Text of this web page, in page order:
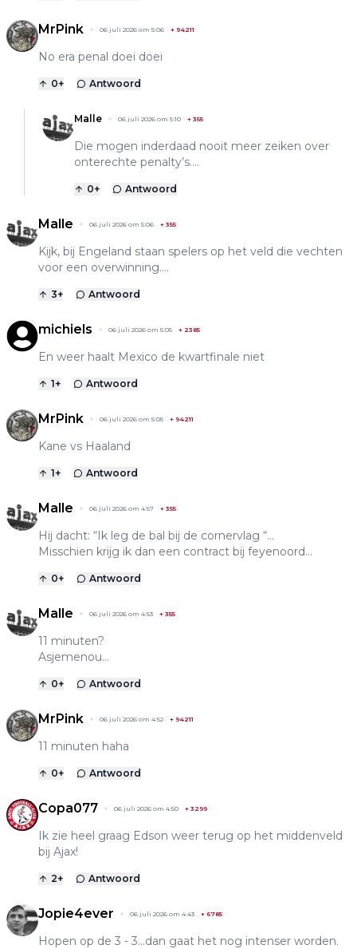
MrPink 06 juli 2026 om 5:06 + 94211
No era penal doei doei
0+ Antwoord
Malle 06 juli 2026 om 5:10 + 355
Die mogen inderdaad nooit meer zeiken over
onterechte penalty’s….
0+ Antwoord
Malle 06 juli 2026 om 5:06 + 355
Kijk, bij Engeland staan spelers op het veld die vechten
voor een overwinning….
3+ Antwoord
michiels 06 juli 2026 om 5:05 + 2385
En weer haalt Mexico de kwartfinale niet
1+ Antwoord
MrPink 06 juli 2026 om 5:05 + 94211
Kane vs Haaland
1+ Antwoord
Malle 06 juli 2026 om 4:57 + 355
Hij dacht: “Ik leg de bal bij de cornervlag “…
Misschien krijg ik dan een contract bij feyenoord…
0+ Antwoord
Malle 06 juli 2026 om 4:53 + 355
11 minuten?
Asjemenou…
0+ Antwoord
MrPink 06 juli 2026 om 4:52 + 94211
11 minuten haha
0+ Antwoord
Copa077 06 juli 2026 om 4:50 + 3299
Ik zie heel graag Edson weer terug op het middenveld
bij Ajax!
2+ Antwoord
Jopie4ever 06 juli 2026 om 4:43 + 6785
Hopen op de 3 - 3...dan gaat het nog intenser worden.